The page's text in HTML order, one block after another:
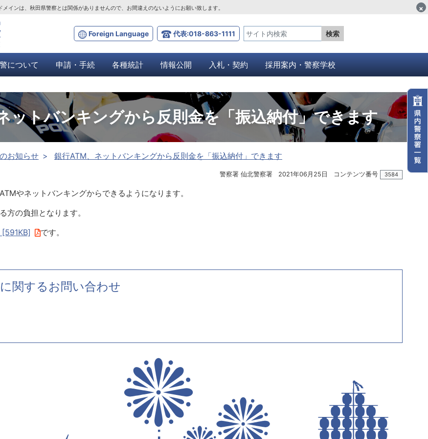
Foreign Language 代表:018-863-1111 検索
インは、秋田県警察とは関係がありませんので、お間違えのないようにお願い致します。 ×
について 申請・手続 各種統計 情報公開 入札・契約 採用案内・警察学校
ットバンキングから反則金を「振込納付」できます
お知らせ 銀行ATM、ネットバンキングから反則金を「振込納付」できます
警察署 仙北警察署 2021年06月25日 コンテンツ番号 3584
やネットバンキングからできるようになります。
の負担となります。
[591KB] です。
関するお問い合わせ